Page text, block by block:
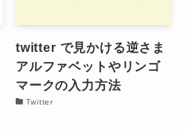
twitter で見かける逆さま
アルファベットやリンゴ
マークの入力方法
Twitter